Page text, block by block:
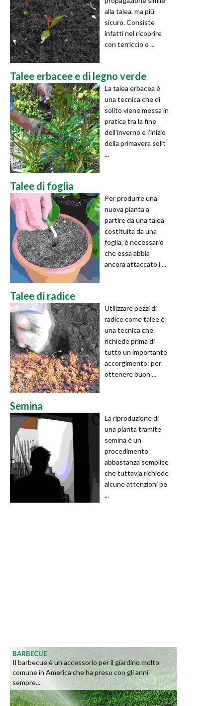
alla talea, ma più
sicuro. Consiste
infatti nel ricoprire
con terriccio o ...
Talee erbacee e di legno verde
La talea erbacea è
una tecnica che di
solito viene messa in
pratica tra la fine
dell'inverno e l'inizio
della primavera solit
...
Talee di foglia
Per produrre una
nuova pianta a
partire da una talea
costituita da una
foglia, è necessario
che essa abbia
ancora attaccato i ...
Talee di radice
Utilizzare pezzi di
radice come talee è
una tecnica che
richiede prima di
tutto un importante
accorgimento: per
ottenere buon ...
Semina
La riproduzione di
una pianta tramite
semina è un
procedimento
abbastanza semplice
che tuttavia richiede
alcune attenzioni pe
...
BARBECUE
Il barbecue è un accessorio per il giardino molto
comune in America che ha preso con gli anni
sempre...